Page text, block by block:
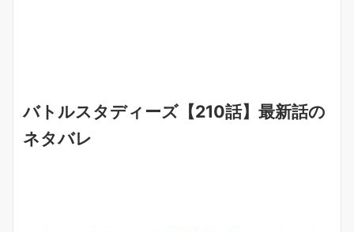
バトルスタディーズ【210話】最新話の
ネタバレ